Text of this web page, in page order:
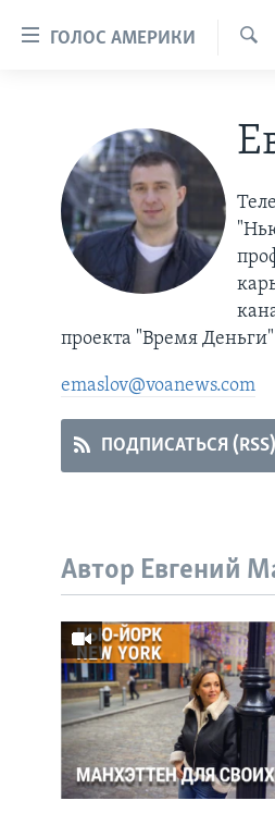
контент
Перейти
основной
навигации
ГОЛОС АМЕРИКИ
ПРОГРАММЫ
АМЕРИКА
НОВОСТИ ЗА МИНУТУ
ИТОГИ
ПОЧЕМУ ЭТО ВАЖНО?
ДИСКУССИЯ VOA
АМЕРИКА. БОЛЬШОЕ
ПУТЕШЕСТВИЕ
ПРОЕКТЫ
УЧИМ АНГЛИЙСКИЙ
НАША АМЕРИКАНСКАЯ
А КАК В АМЕРИКЕ?
АРТЕФАКТЫ
АМЕРИКАНСКИЕ ГОРОДКИ
ЭКСПЕРТИЗА
ИНТЕРВЬЮ
ФАКТЫ ПРОТИВ ФЕЙКОВ
ЗА СВОБОДУ ПРЕССЫ
УЧИМ АНГЛИЙСКИЙ
ПОДПИСКА НА НОВОСТИ
проекта "Время
emaslov@voanews.com
ПОДПИСАТЬСЯ (RSS)
Автор Евгений